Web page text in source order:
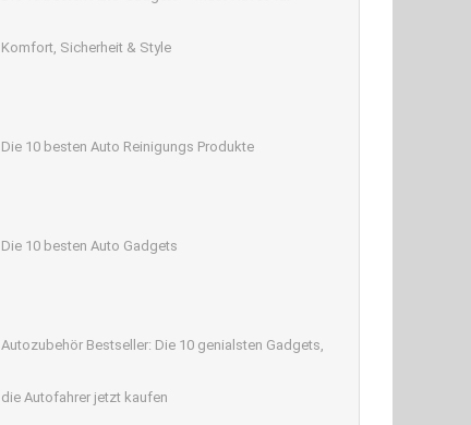
Komfort, Sicherheit & Style
Die 10 besten Auto Reinigungs Produkte
Die 10 besten Auto Gadgets
Autozubehör Bestseller: Die 10 genialsten Gadgets,
die Autofahrer jetzt kaufen